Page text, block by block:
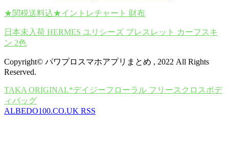
★関税送料込★イントレチャート 財布
日本未入荷 HERMES ユリシーズ ブレスレット カーフスキ
ン 2色
Copyright© パワプロスマホアプリまとめ , 2022 All Rights
Reserved.
TAKA ORIGINAL*デイジーフローラル フリースクロスボデ
ィバッグ
ALBEDO100.CO.UK RSS